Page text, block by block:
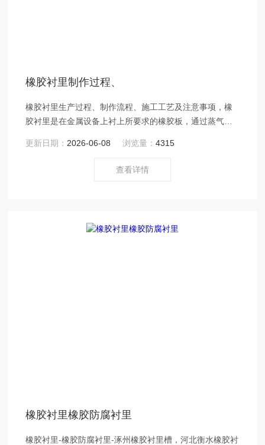
橡胶衬里制作过程、
橡胶衬里生产过程、制作流程、施工工艺及注意事项，橡
胶衬里是在金属设备上衬上所要求的橡胶板，通过蒸气硫
腐蚀作用，可耐一般非氧化性强酸、有机酸、碱溶液或盐
更新日期： 2026-06-08 浏览量：4315
查看详情
橡胶衬里橡胶防腐衬里
橡胶衬里-橡胶防腐衬里-涿州橡胶衬里槽，河北衡水橡胶衬